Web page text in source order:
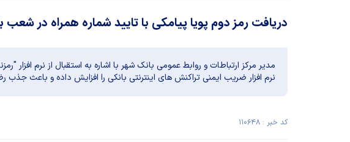
دریافت رمز دوم پویا پیامکی با تایید شماره همراه در
مدیر مرکز ارتباطات و روابط عمومی بانک شهر با اشاره به استقبال از نرم افزار
نرم افزار ضریب ایمنی تراکنش های اینترنتی بانکی را افزایش داده و باعث
کد خبر : ۱۱۰۶۴۸